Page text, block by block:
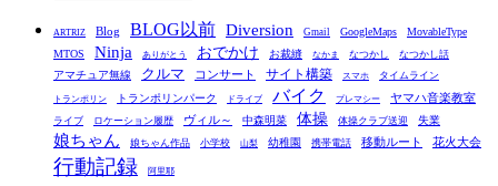
ゴ
リ
ー
ARTRIZ Blog BLOG以前 Diversion Gmail GoogleMaps
MovableType
MTOS
Ninja ありがとう おでかけ お裁縫 なかま なつかし なつかし話
アマチュア無線 クルマ コンサート サイト構築 スマホ タイムライン
トランポリン トランポリンパーク ドライブ バイク プレマシー ヤマハ音楽教室
ライブ ロケーション履歴 ヴィル～ 中森明菜 体操 体操クラブ送迎 失業
娘ちゃん 娘ちゃん作品 小学校 山梨 幼稚園 携帯電話 移動ルート 花火大会
行動記録 阿里耶